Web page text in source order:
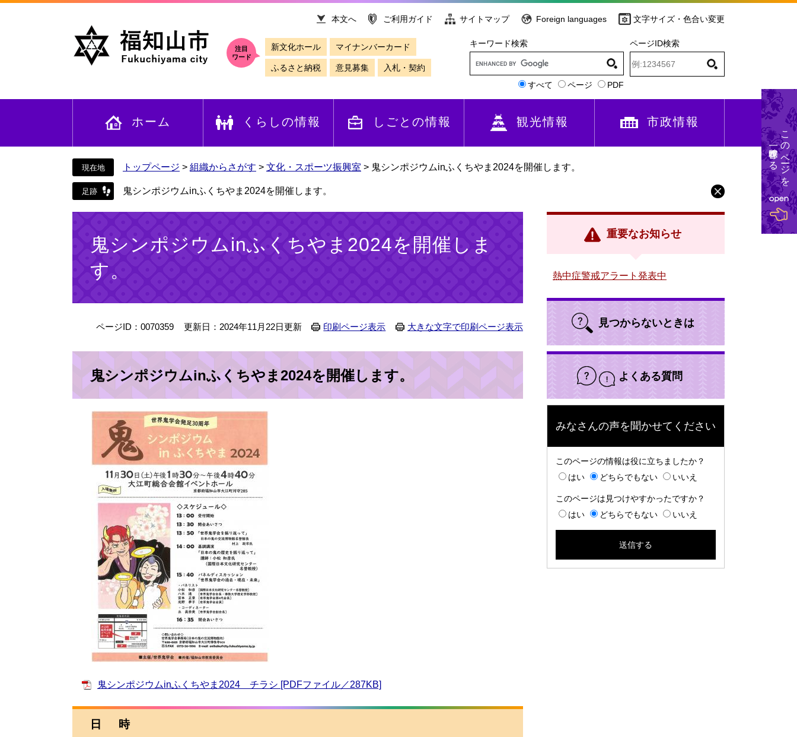
文
本文へ ご利用ガイド サイトマップ Foreign languages 文字サイズ・色合い変更
注目
ワード
新文化ホール マイナンバーカード
ふるさと納税 意見募集 入札・契約
キーワード検索
すべて ページ PDF
ページID検索
ホーム くらしの情報 しごとの情報 観光情報 市政情報
トップページ > 組織からさがす > 文化・スポーツ振興室 > 鬼シンポジウムinふくちやま2024を開催します。
鬼シンポジウムinふくちやま2024を開催します。
鬼シンポジウムinふくちやま2024を開催しま
す。
ページID：0070359 更新日：2024年11月22日更新 印刷ページ表示 大きな文字で印刷ページ表示
鬼シンポジウムinふくちやま2024を開催します。
鬼シンポジウムinふくちやま2024 チラシ [PDFファイル／287KB]
日 時
重要なお知らせ
熱中症警戒アラート発表中
見つからないときは
よくある質問
みなさんの声を聞かせてください
このページの情報は役に立ちましたか？
はい
どちらでもない いいえ
このページは見つけやすかったですか？
はい
どちらでもない いいえ
このページを
一時保存する